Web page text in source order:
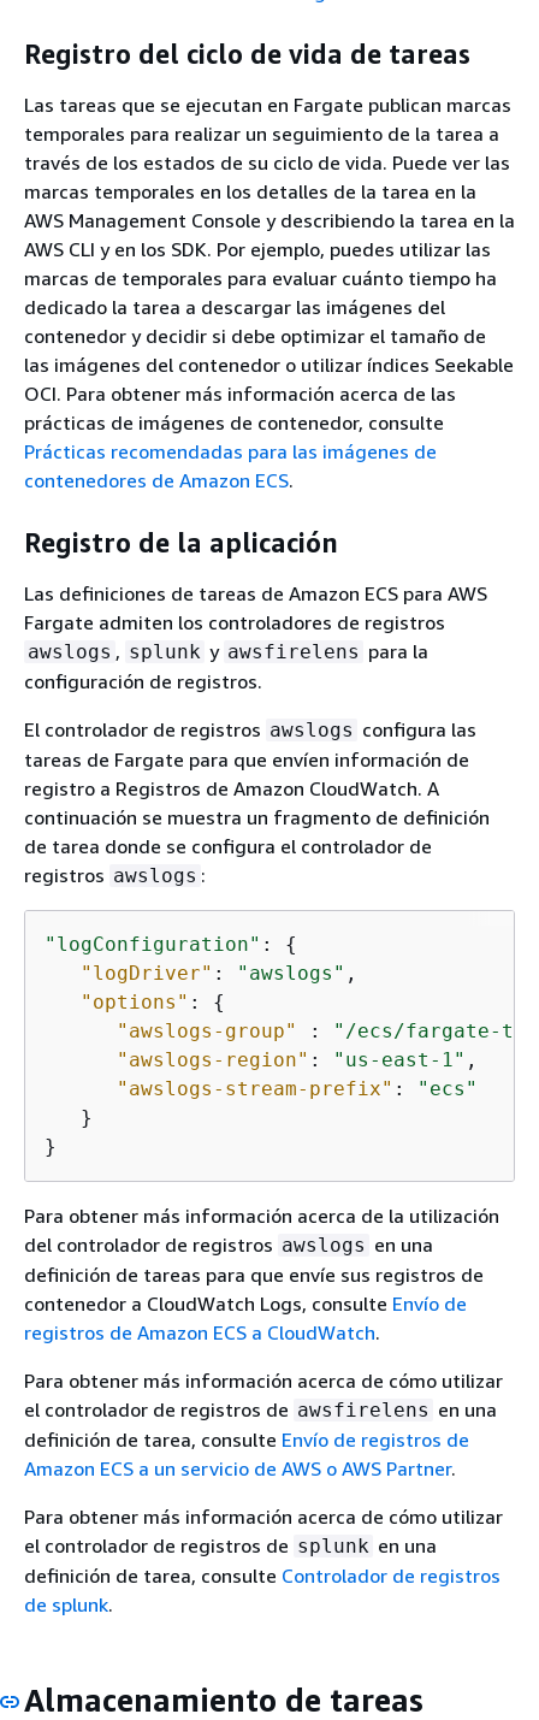
Registro del ciclo de vida de tareas
Las tareas que se ejecutan en Fargate publican marcas
temporales para realizar un seguimiento de la tarea a
través de los estados de su ciclo de vida. Puede ver las
marcas temporales en los detalles de la tarea en la
AWS Management Console y describiendo la tarea en la
AWS CLI y en los SDK. Por ejemplo, puedes utilizar las
marcas de temporales para evaluar cuánto tiempo ha
dedicado la tarea a descargar las imágenes del
contenedor y decidir si debe optimizar el tamaño de
las imágenes del contenedor o utilizar índices Seekable
OCI. Para obtener más información acerca de las
prácticas de imágenes de contenedor, consulte
Prácticas recomendadas para las imágenes de
contenedores de Amazon ECS.
Registro de la aplicación
Las definiciones de tareas de Amazon ECS para AWS
Fargate admiten los controladores de registros
awslogs , splunk y awsfirelens para la
configuración de registros.
El controlador de registros awslogs configura las
tareas de Fargate para que envíen información de
registro a Registros de Amazon CloudWatch. A
continuación se muestra un fragmento de definición
de tarea donde se configura el controlador de
registros awslogs :
"logConfiguration" : {
"logDriver" : "awslogs" ,
"options" : {
"awslogs-group"
:
"/ecs/fargate-
"awslogs-region" : "us-east-1" ,
"awslogs-stream-prefix" :
"ecs"
   }
}
Para obtener más información acerca de la utilización
del controlador de registros awslogs en una
definición de tareas para que envíe sus registros de
contenedor a CloudWatch Logs, consulte Envío de
registros de Amazon ECS a CloudWatch.
Para obtener más información acerca de cómo utilizar
el controlador de registros de awsfirelens en una
definición de tarea, consulte Envío de registros de
Amazon ECS a un servicio de AWS o AWS Partner.
Para obtener más información acerca de cómo utilizar
el controlador de registros de splunk en una
definición de tarea, consulte Controlador de registros
de splunk.
Almacenamiento de tareas